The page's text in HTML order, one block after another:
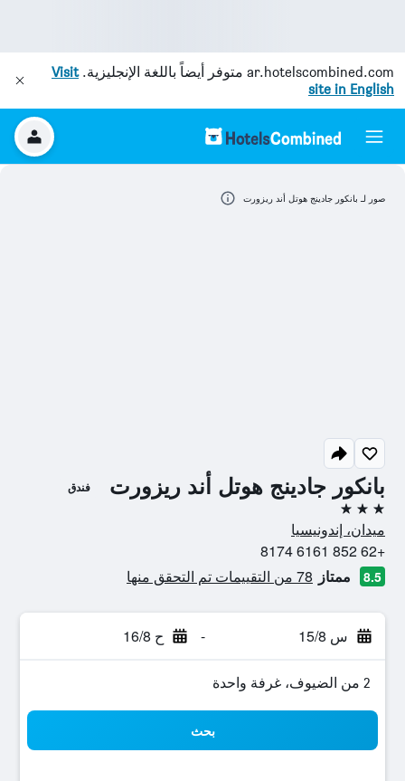
ar.hotelscombined.com متوفر أيضاً باللغة الإنجليزية.Visit
site in English
بانكور جادينج هوتل أند ريزورت فندق
3 نجوم
ميدان، إندونيسيا
+62 852 6161 8174
8.5 ممتاز 78 من التقييمات تم التحقق منها
س 15/8 - ح 16/8
2 من الضيوف، غرفة واحدة
بحث
صور لـ بانكور جادينج هوتل أند ريزورت